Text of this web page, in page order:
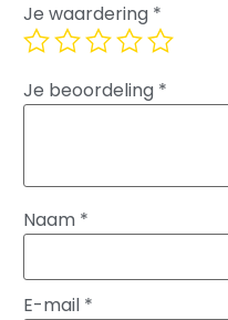
Je waardering *
Je beoordeling *
Naam *
E-mail *